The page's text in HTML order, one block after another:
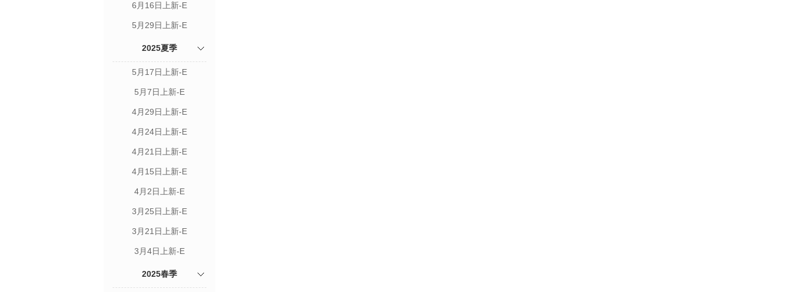
6月16日上新-E
5月29日上新-E
2025夏季
5月17日上新-E
5月7日上新-E
4月29日上新-E
4月24日上新-E
4月21日上新-E
4月15日上新-E
4月2日上新-E
3月25日上新-E
3月21日上新-E
3月4日上新-E
2025春季